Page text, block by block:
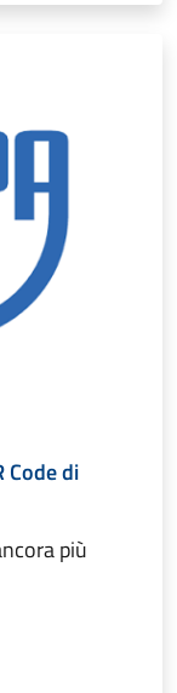
Code di
più